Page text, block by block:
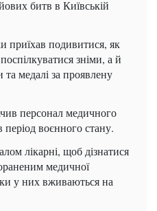
битв в Київській
приїхав подивитися, як
зніми, а й
та медалі за проявлену
персонал медичного
період воєнного стану.
лікарні, щоб дізнатися
медичної
у них вживаються на